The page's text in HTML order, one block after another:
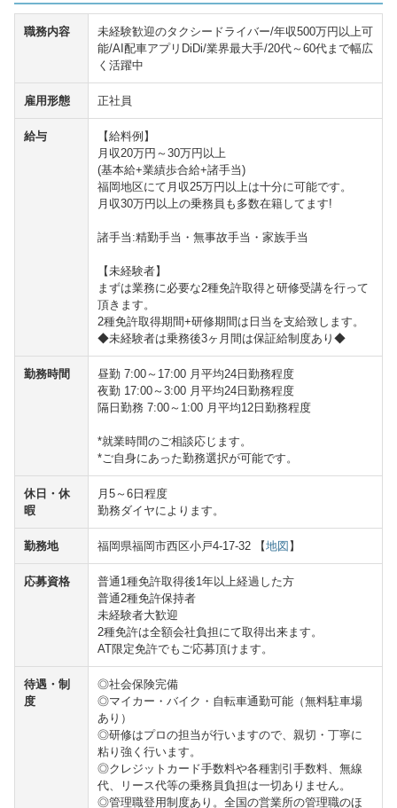
職務内容
未経験歓迎のタクシードライバー/年収500万円以上可
能/AI配車アプリDiDi/業界最大手/20代～60代まで幅広
く活躍中
雇用形態 正社員
給与
【給料例】
月収20万円～30万円以上
(基本給+業績歩合給+諸手当)
福岡地区にて月収25万円以上は十分に可能です。
月収30万円以上の乗務員も多数在籍してます!
諸手当:精勤手当・無事故手当・家族手当
【未経験者】
まずは業務に必要な2種免許取得と研修受講を行って
頂きます。
2種免許取得期間+研修期間は日当を支給致します。
◆未経験者は乗務後3ヶ月間は保証給制度あり◆
勤務時間
昼勤 7:00～17:00 月平均24日勤務程度
夜勤 17:00～3:00 月平均24日勤務程度
隔日勤務 7:00～1:00 月平均12日勤務程度
*就業時間のご相談応じます。
*ご自身にあった勤務選択が可能です。
休日・休
暇
月5～6日程度
勤務ダイヤによります。
勤務地 福岡県福岡市西区小戸4-17-32 【地図】
応募資格
普通1種免許取得後1年以上経過した方
普通2種免許保持者
未経験者大歓迎
2種免許は全額会社負担にて取得出来ます。
AT限定免許でもご応募頂けます。
待遇・制
度
◎社会保険完備
◎マイカー・バイク・自転車通勤可能（無料駐車場
あり）
◎研修はプロの担当が行いますので、親切・丁寧に
粘り強く行います。
◎クレジットカード手数料や各種割引手数料、無線
代、リース代等の乗務員負担は一切ありません。
◎管理職登用制度あり。全国の営業所の管理職のほ